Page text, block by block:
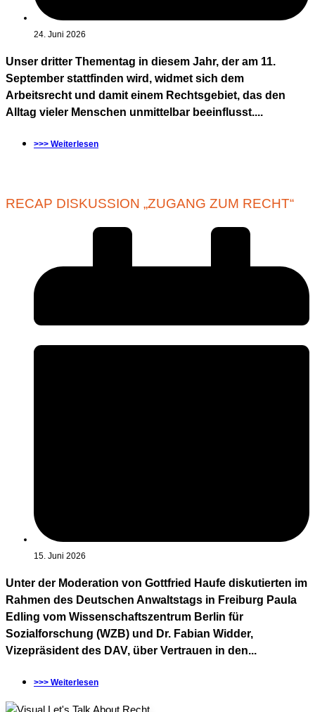
24. Juni 2026
Unser dritter Thementag in diesem Jahr, der am 11.
September stattfinden wird, widmet sich dem
Arbeitsrecht und damit einem Rechtsgebiet, das den
Alltag vieler Menschen unmittelbar beeinflusst....
>>> Weiterlesen
RECAP DISKUSSION „ZUGANG ZUM RECHT“
15. Juni 2026
Unter der Moderation von Gottfried Haufe diskutierten im
Rahmen des Deutschen Anwaltstags in Freiburg Paula
Edling vom Wissenschaftszentrum Berlin für
Sozialforschung (WZB) und Dr. Fabian Widder,
Vizepräsident des DAV, über Vertrauen in den...
>>> Weiterlesen